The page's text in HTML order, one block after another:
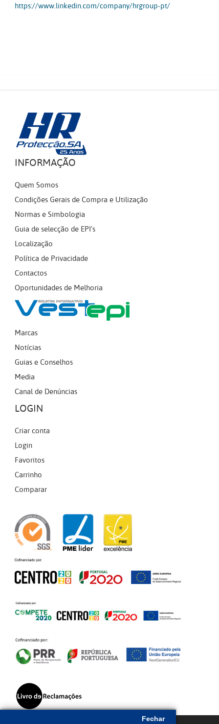
Fechar
https://www.linkedin.com/company/hrgroup-pt/
INFORMAÇÃO
Quem Somos
Condições Gerais de Compra e Utilização
Normas e Simbologia
Guia de selecção de EPI's
Localização
Política de Privacidade
Contactos
Oportunidades de Melhoria
Marcas
Notícias
Guias e Conselhos
Media
Canal de Denúncias
LOGIN
Criar conta
Login
Favoritos
Carrinho
Comparar